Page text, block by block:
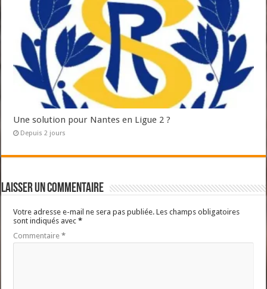
Une solution pour Nantes en Ligue 2 ?
Depuis 2 jours
Laisser un commentaire
Votre adresse e-mail ne sera pas publiée. Les champs obligatoires
sont indiqués avec*
Commentaire*